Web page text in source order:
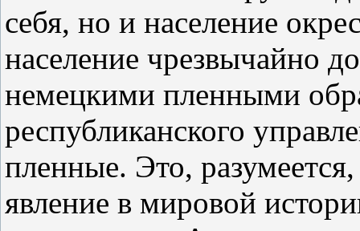
себя, но и население
население чрезвычайно
немецкими пленными
республиканского
пленные. Это,
явление в мировой